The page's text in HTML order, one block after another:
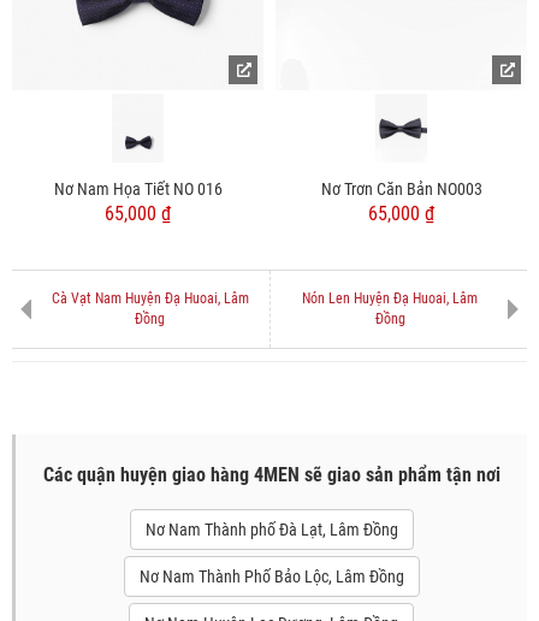
Nơ Nam Họa Tiết NO 016
65,000 ₫
Nơ Trơn Căn Bản NO003
65,000 ₫
Cà Vạt Nam Huyện Đạ Huoai, Lâm
Đồng
Nón Len Huyện Đạ Huoai, Lâm
Đồng
Các quận huyện giao hàng 4MEN sẽ giao sản phẩm tận nơi
Nơ Nam Thành phố Đà Lạt, Lâm Đồng
Nơ Nam Thành Phố Bảo Lộc, Lâm Đồng